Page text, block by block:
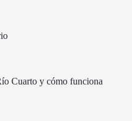
Cuarto y cómo funciona